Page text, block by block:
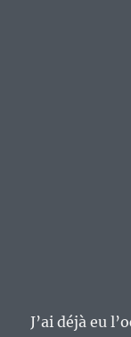
J’ai déjà eu